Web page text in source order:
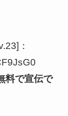
：
料で宣伝で